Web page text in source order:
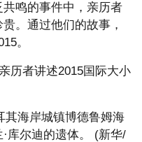
鸣的事件中，亲历者
。通过他们的故事，
。
其海岸城镇博德鲁姆海
库尔迪的遗体。 (新华/